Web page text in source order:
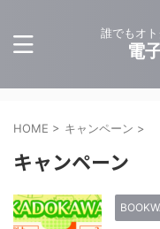
誰でもオ
電
HOME > キャンペーン >
キャンペーン